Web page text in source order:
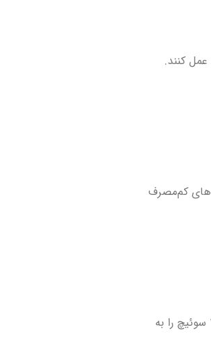
کنند.
کم‌مصرف
، می‌توانند تا ۱۰ سوئیچ را به